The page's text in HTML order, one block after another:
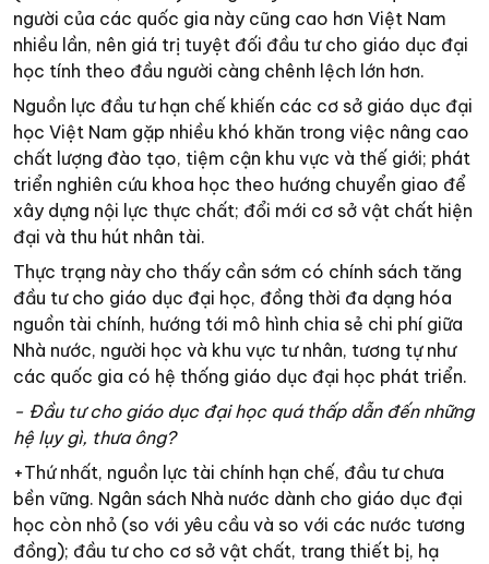
người của các quốc gia này cũng cao hơn Việt Nam
nhiều lần, nên giá trị tuyệt đối đầu tư cho giáo dục đại
học tính theo đầu người càng chênh lệch lớn hơn.
Nguồn lực đầu tư hạn chế khiến các cơ sở giáo dục đại
học Việt Nam gặp nhiều khó khăn trong việc nâng cao
chất lượng đào tạo, tiệm cận khu vực và thế giới; phát
triển nghiên cứu khoa học theo hướng chuyển giao để
xây dựng nội lực thực chất; đổi mới cơ sở vật chất hiện
đại và thu hút nhân tài.
Thực trạng này cho thấy cần sớm có chính sách tăng
đầu tư cho giáo dục đại học, đồng thời đa dạng hóa
nguồn tài chính, hướng tới mô hình chia sẻ chi phí giữa
Nhà nước, người học và khu vực tư nhân, tương tự như
các quốc gia có hệ thống giáo dục đại học phát triển.
- Đầu tư cho giáo dục đại học quá thấp dẫn đến những
hệ lụy gì, thưa ông?
+Thứ nhất, nguồn lực tài chính hạn chế, đầu tư chưa
bền vững. Ngân sách Nhà nước dành cho giáo dục đại
học còn nhỏ (so với yêu cầu và so với các nước tương
đồng); đầu tư cho cơ sở vật chất, trang thiết bị, hạ